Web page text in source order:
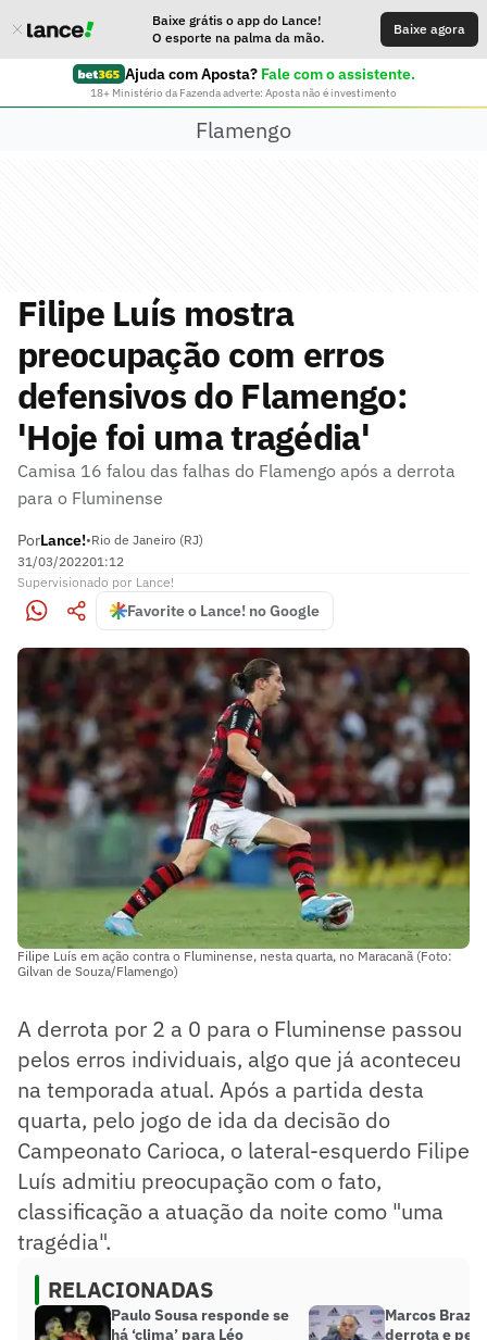
Baixe grátis o app do Lance!
O esporte na palma da mão.
Baixe agora
Ajuda com Aposta? Fale com o assistente.
18+ Ministério da Fazenda adverte: Aposta não é investimento
Flamengo
Filipe Luís mostra
preocupação com erros
defensivos do Flamengo:
'Hoje foi uma tragédia'
Camisa 16 falou das falhas do Flamengo após a derrota
para o Fluminense
PorLance!•Rio de Janeiro (RJ)
31/03/202201:12
Supervisionado por Lance!
Favorite o Lance! no Google
Filipe Luís em ação contra o Fluminense, nesta quarta, no Maracanã (Foto:
Gilvan de Souza/Flamengo)
A derrota por 2 a 0 para o Fluminense passou
pelos erros individuais, algo que já aconteceu
na temporada atual. Após a partida desta
quarta, pelo jogo de ida da decisão do
Campeonato Carioca, o lateral-esquerdo Filipe
Luís admitiu preocupação com o fato,
classificação a atuação da noite como "uma
tragédia".
RELACIONADAS
Paulo Sousa responde se
há ‘clima’ para Léo
Marcos Braz
derrota e